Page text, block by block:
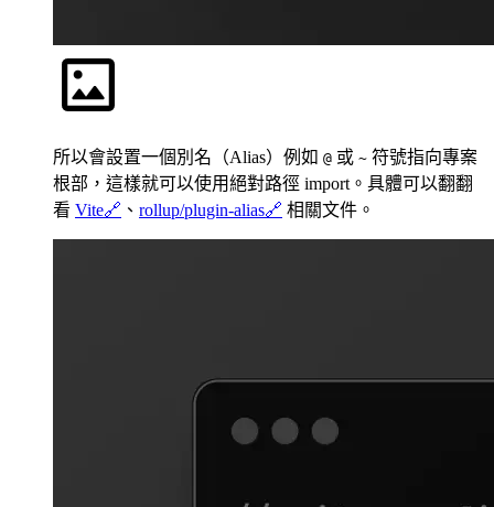
所以會設置一個別名（Alias）例如 @ 或 ~ 符號指向專案
根部，這樣就可以使用絕對路徑 import。具體可以翻翻
看 Vite🔗 、 rollup/plugin-alias🔗 相關文件。